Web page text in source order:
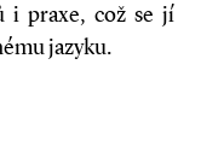
i praxe, což se jí
jazyku.